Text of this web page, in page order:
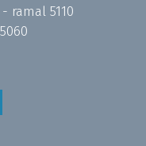
- ramal 5110